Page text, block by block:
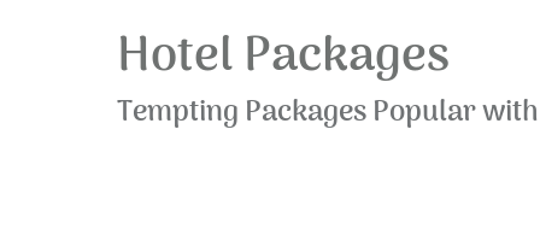
Hotel Packages
Tempting Packages Popular